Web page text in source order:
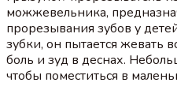
можжевельника,
прорезывания зубов у
зубки, он пытается жевать
боль и зуд в деснах.
чтобы поместиться в